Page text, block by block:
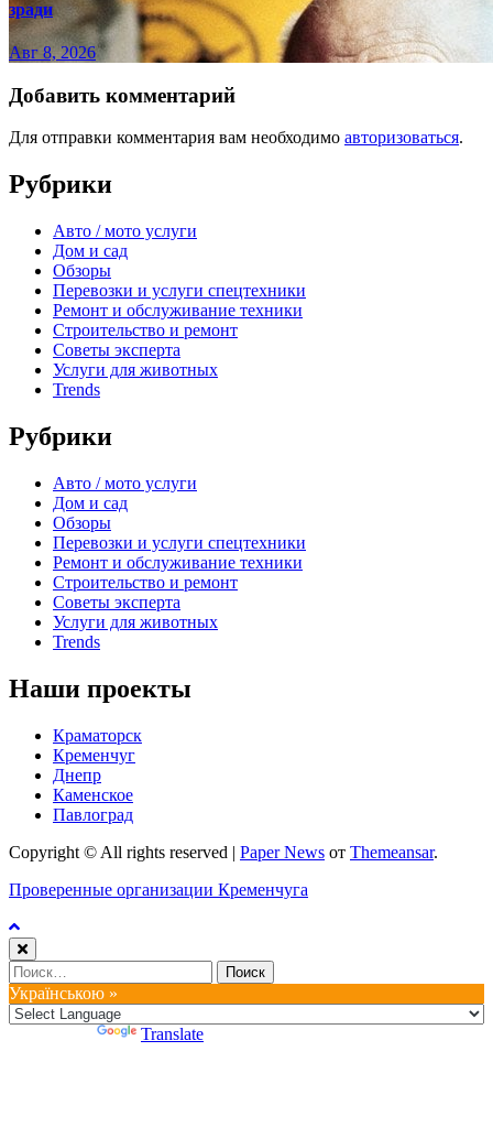
зради
Авг 8, 2026
Добавить комментарий
Для отправки комментария вам необходимо авторизоваться.
Рубрики
Авто / мото услуги
Дом и сад
Обзоры
Перевозки и услуги спецтехники
Ремонт и обслуживание техники
Строительство и ремонт
Советы эксперта
Услуги для животных
Trends
Рубрики
Авто / мото услуги
Дом и сад
Обзоры
Перевозки и услуги спецтехники
Ремонт и обслуживание техники
Строительство и ремонт
Советы эксперта
Услуги для животных
Trends
Наши проекты
Краматорск
Кременчуг
Днепр
Каменское
Павлоград
Copyright © All rights reserved | Paper News от Themeansar.
Проверенные организации Кременчуга
Найти:
Українською »
Translate